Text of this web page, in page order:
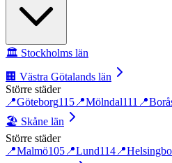
🏛️ Stockholms län
🏢 Västra Götalands län
Större städer
📍Göteborg115 📍Mölndal111 📍
🏖️ Skåne län
Större städer
📍Malmö105 📍Lund114 📍